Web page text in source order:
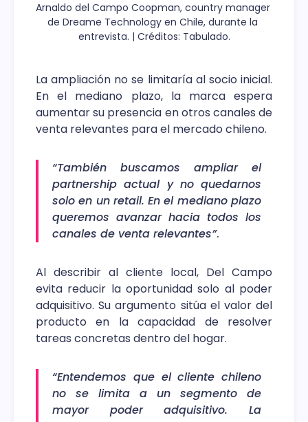
Arnaldo del Campo Coopman, country manager
de Dreame Technology en Chile, durante la
entrevista. | Créditos: Tabulado.
La ampliación no se limitaría al socio inicial.
En el mediano plazo, la marca espera
aumentar su presencia en otros canales de
venta relevantes para el mercado chileno.
“También buscamos ampliar el
partnership actual y no quedarnos
solo en un retail. En el mediano plazo
queremos avanzar hacia todos los
canales de venta relevantes”.
Al describir al cliente local, Del Campo
evita reducir la oportunidad solo al poder
adquisitivo. Su argumento sitúa el valor del
producto en la capacidad de resolver
tareas concretas dentro del hogar.
“Entendemos que el cliente chileno
no se limita a un segmento de
mayor poder adquisitivo. La